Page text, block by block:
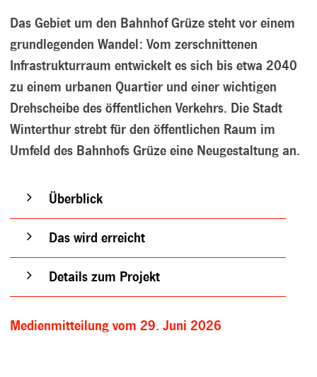
Das Gebiet um den Bahnhof Grüze steht vor einem
grundlegenden Wandel: Vom zerschnittenen
Infrastrukturraum entwickelt es sich bis etwa 2040
zu einem urbanen Quartier und einer wichtigen
Drehscheibe des öffentlichen Verkehrs. Die Stadt
Winterthur strebt für den öffentlichen Raum im
Umfeld des Bahnhofs Grüze eine Neugestaltung an.
Überblick
Das wird erreicht
Details zum Projekt
Medienmitteilung vom 29. Juni 2026